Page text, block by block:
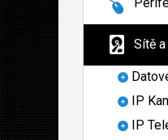
Sítě
IP
IP